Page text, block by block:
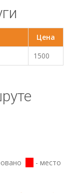
Цена
1500
- место